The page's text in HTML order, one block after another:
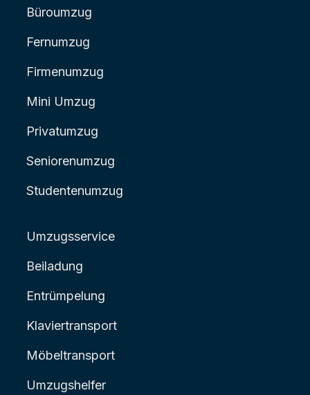
Büroumzug
Fernumzug
Firmenumzug
Mini Umzug
Privatumzug
Seniorenumzug
Studentenumzug
Umzugsservice
Beiladung
Entrümpelung
Klaviertransport
Möbeltransport
Umzugshelfer